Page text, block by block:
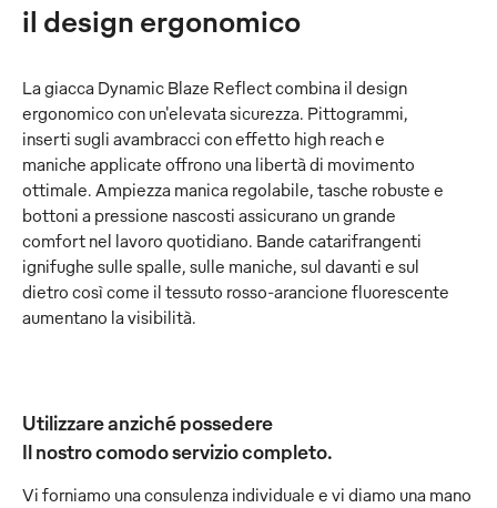
il design ergonomico
La giacca Dynamic Blaze Reflect combina il design
ergonomico con un'elevata sicurezza. Pittogrammi,
inserti sugli avambracci con effetto high reach e
maniche applicate offrono una libertà di movimento
ottimale. Ampiezza manica regolabile, tasche robuste e
bottoni a pressione nascosti assicurano un grande
comfort nel lavoro quotidiano. Bande catarifrangenti
ignifughe sulle spalle, sulle maniche, sul davanti e sul
dietro così come il tessuto rosso-arancione fluorescente
aumentano la visibilità.
Utilizzare anziché possedere
Il nostro comodo servizio completo.
Vi forniamo una consulenza individuale e vi diamo una mano